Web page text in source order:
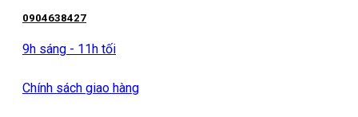
0904638427
9h sáng - 11h tối
Chính sách giao hàng